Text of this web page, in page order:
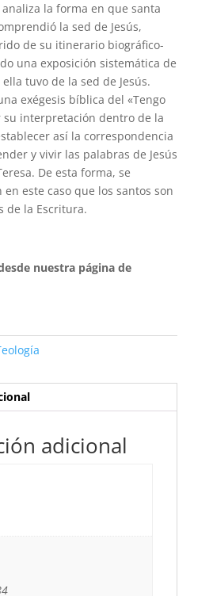
la forma en que santa
la sed de Jesús,
de su itinerario biográfico-
una exposición sistemática de
tuvo de la sed de Jesús.
exégesis bíblica del «Tengo
su interpretación dentro de la
así la correspondencia
y vivir las palabras de Jesús
De esta forma, se
este caso que los santos son
de la Escritura.
nuestra página de
adicional